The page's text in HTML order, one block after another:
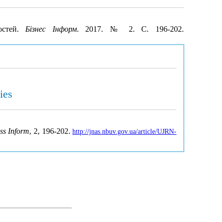
Бізнес Інформ. 2017. № 2. С. 196-202.
Inform, 2, 196-202.http://jnas.nbuv.gov.ua/article/UJRN-